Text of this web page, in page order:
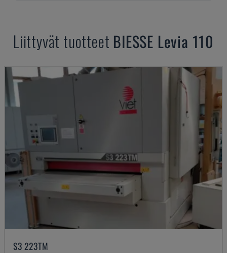
Liittyvät tuotteet BIESSE Levia 110
S3 223TM